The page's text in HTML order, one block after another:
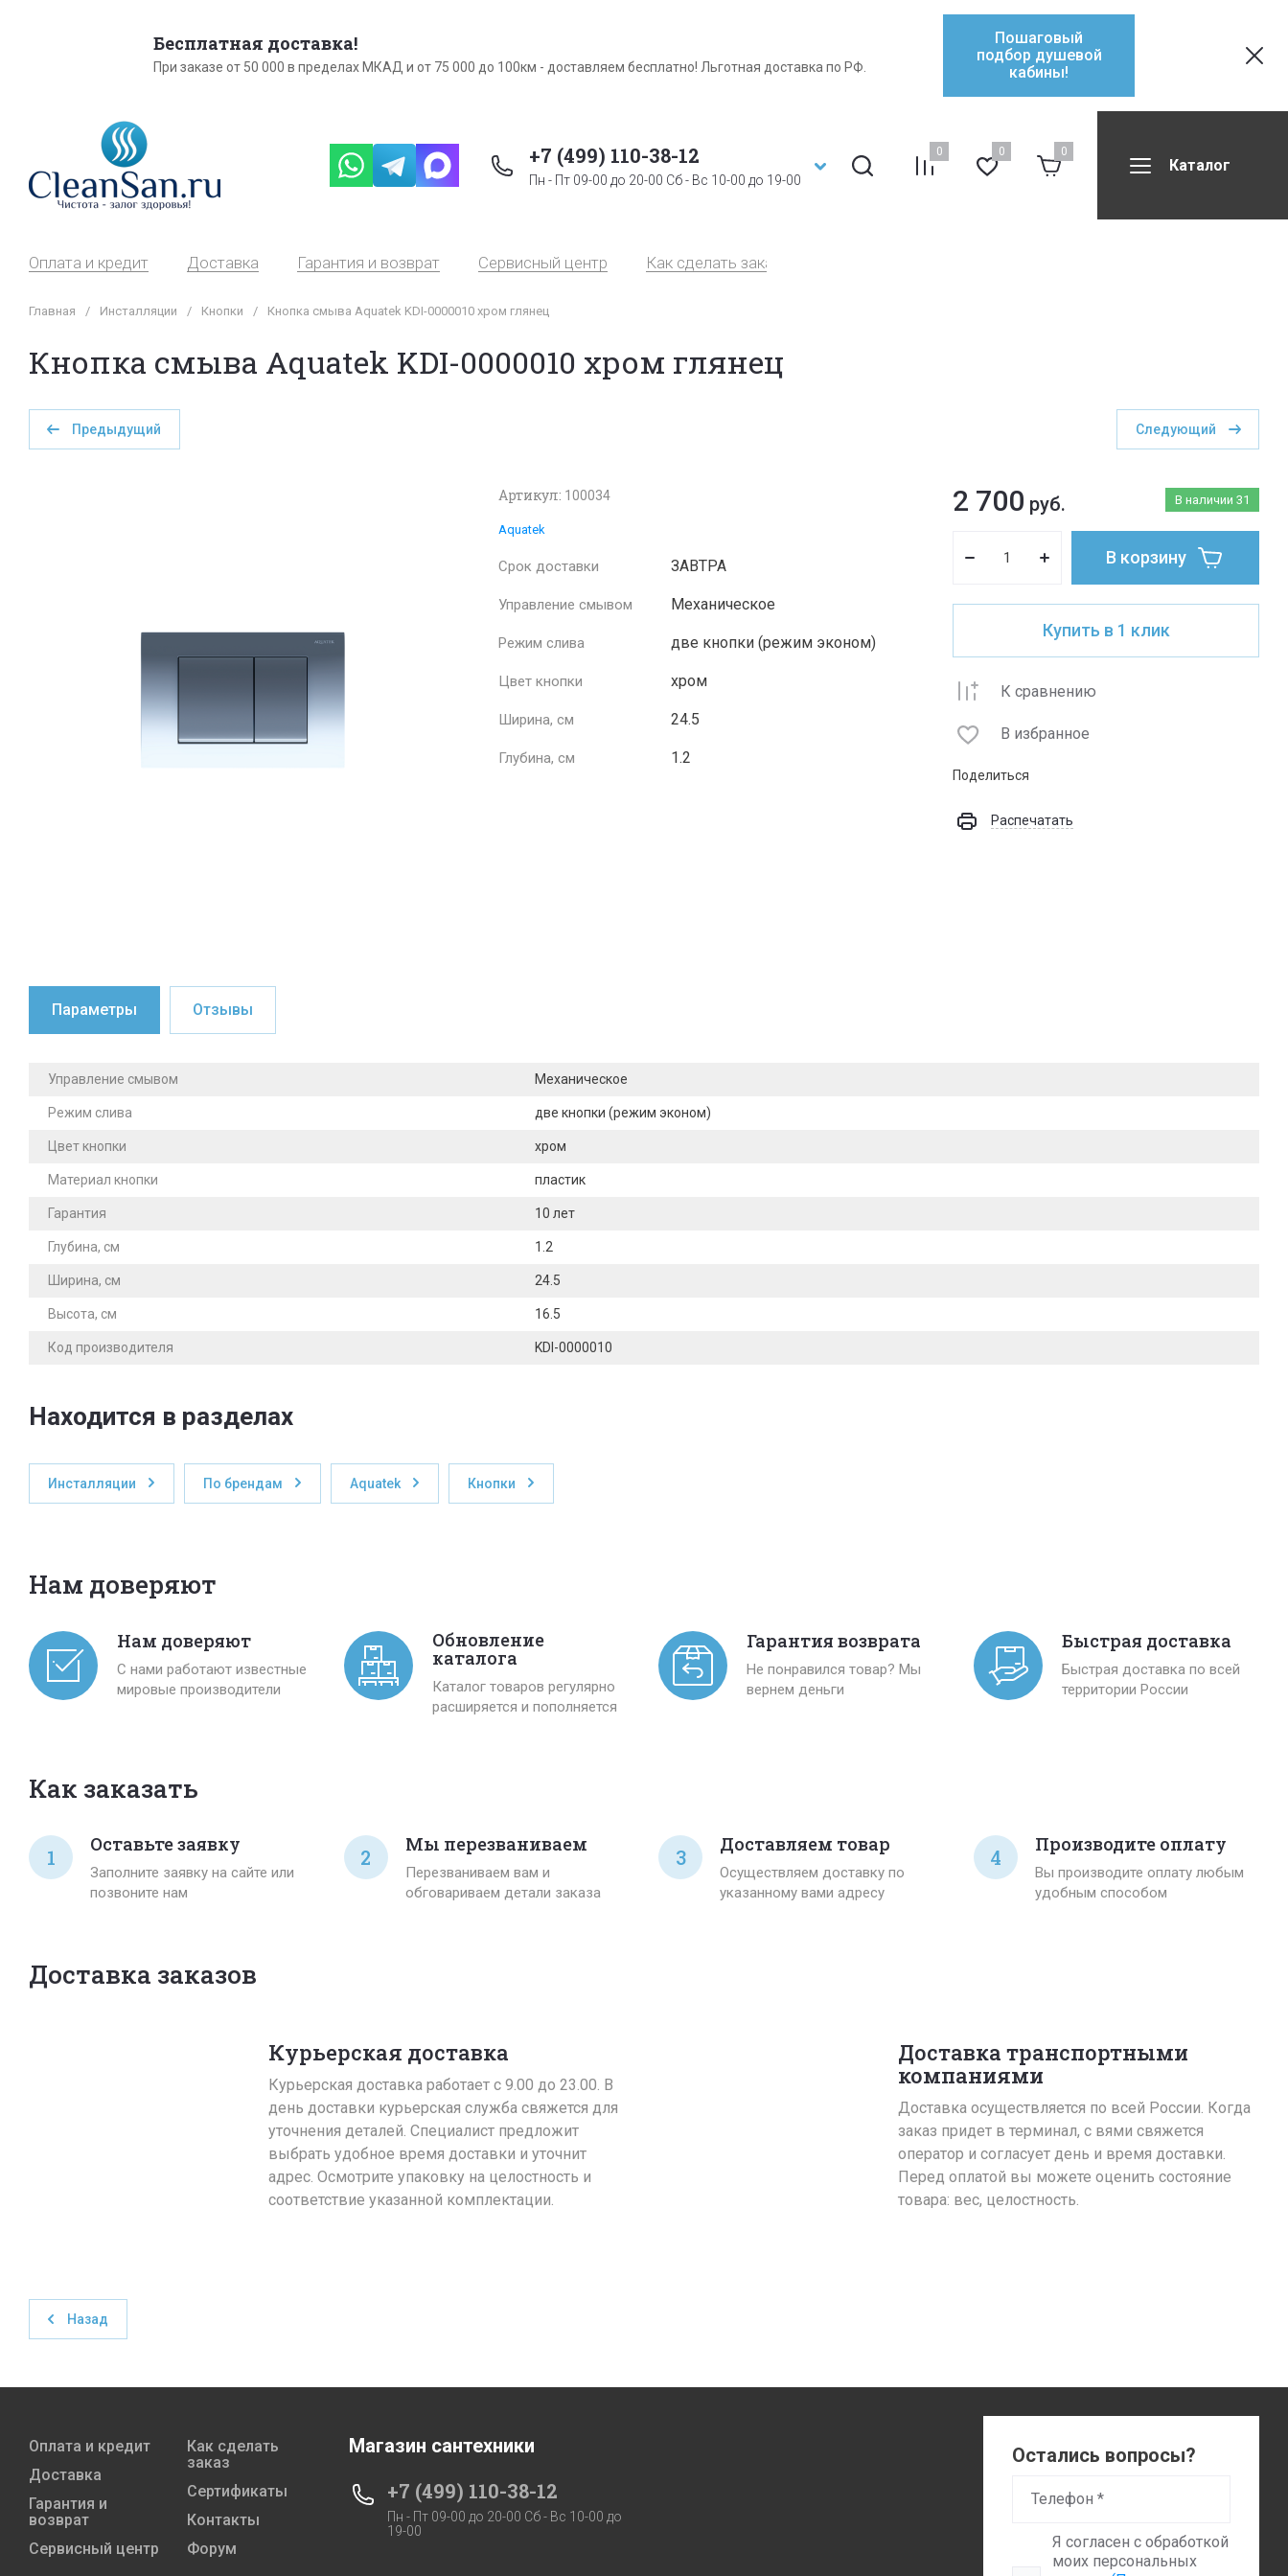
Бесплатная доставка!
При заказе от 50 000 в пределах МКАД и от 75 000 до 100км - доставляем бесплатно! Льготная доставка по РФ.
Пошаговый
подбор душевой
кабины!
+7 (499) 110-38-12
Пн - Пт 09-00 до 20-00 Сб - Вс 10-00 до 19-00
0 0 0
Каталог
Оплата и кредит Доставка Гарантия и возврат Сервисный центр Как сделать заказ
Главная / Инсталляции / Кнопки / Кнопка смыва Aquatek KDI-0000010 хром глянец
Кнопка смыва Aquatek KDI-0000010 хром глянец
Предыдущий Следующий
Артикул: 100034
Aquatek
Срок доставки ЗАВТРА
Управление смывом Механическое
Режим слива две кнопки (режим эконом)
Цвет кнопки хром
Ширина, см 24.5
Глубина, см 1.2
В наличии 31
2 700 руб.
В корзину
Купить в 1 клик
К сравнению
В избранное
Поделиться
Распечатать
Параметры Отзывы
Управление смывом Механическое
Режим слива две кнопки (режим эконом)
Цвет кнопки хром
Материал кнопки пластик
Гарантия 10 лет
Глубина, см 1.2
Ширина, см 24.5
Высота, см 16.5
Код производителя KDI-0000010
Находится в разделах
Инсталляции По брендам Aquatek Кнопки
Нам доверяют
Нам доверяют
С нами работают известные
мировые производители
Обновление
каталога
Каталог товаров регулярно
расширяется и пополняется
Гарантия возврата
Не понравился товар? Мы
вернем деньги
Быстрая доставка
Быстрая доставка по всей
территории России
Как заказать
1
Оставьте заявку
Заполните заявку на сайте или
позвоните нам
2
Мы перезваниваем
Перезваниваем вам и
обговариваем детали заказа
3
Доставляем товар
Осуществляем доставку по
указанному вами адресу
4
Производите оплату
Вы производите оплату любым
удобным способом
Доставка заказов
Курьерская доставка
Курьерская доставка работает с 9.00 до 23.00. В
день доставки курьерская служба свяжется для
уточнения деталей. Специалист предложит
выбрать удобное время доставки и уточнит
адрес. Осмотрите упаковку на целостность и
соответствие указанной комплектации.
Доставка транспортными
компаниями
Доставка осуществляется по всей России. Когда
заказ придет в терминал, с вями свяжется
оператор и согласует день и время доставки.
Перед оплатой вы можете оценить состояние
товара: вес, целостность.
Назад
Оплата и кредит
Доставка
Гарантия и
возврат
Сервисный центр
Как сделать
заказ
Сертификаты
Контакты
Форум
Магазин сантехники
+7 (499) 110-38-12
Пн - Пт 09-00 до 20-00 Сб - Вс 10-00 до
19-00
Остались вопросы?
Я согласен с обработкой
моих персональных